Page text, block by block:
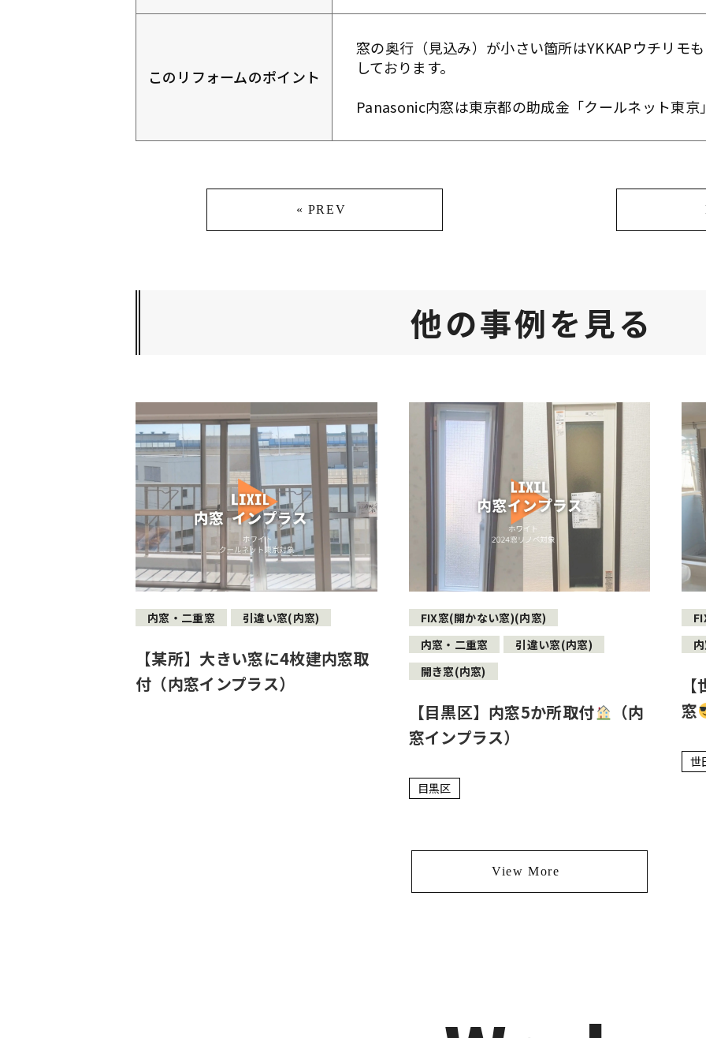
このリフォームのポイント
窓の奥行（見込み）が小さい箇所はYKKAPウチリモ
しております。
Panasonic内窓は東京都の助成金「クールネット東
« PREV
他の事例を見る
内窓・二重窓 引違い窓(内窓)
【某所】大きい窓に4枚建内窓取
付（内窓インプラス）
FIX窓(開かない窓)(内窓)
内窓・二重窓
引違い窓(内窓)
開き窓(内窓)
【目黒区】内窓5か所取付
（内
窓インプラス）
目黒区
窓
世
View More